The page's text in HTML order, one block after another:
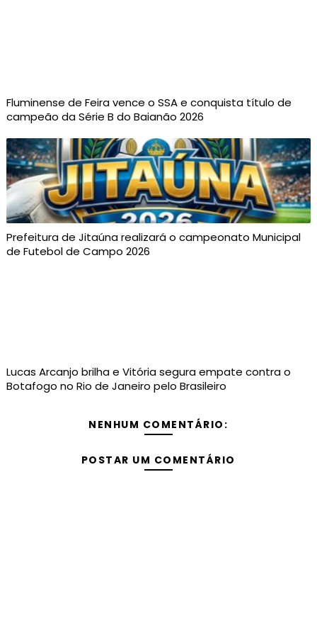
Fluminense de Feira vence o SSA e conquista título de
campeão da Série B do Baianão 2026
Prefeitura de Jitaúna realizará o campeonato Municipal
de Futebol de Campo 2026
Lucas Arcanjo brilha e Vitória segura empate contra o
Botafogo no Rio de Janeiro pelo Brasileiro
NENHUM COMENTÁRIO:
POSTAR UM COMENTÁRIO